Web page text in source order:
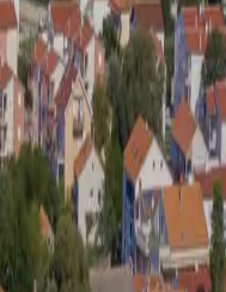
Parkplatz